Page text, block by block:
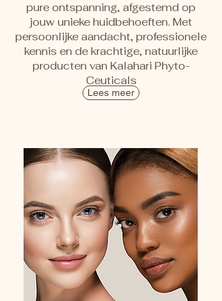
pure ontspanning, afgestemd op
jouw unieke huidbehoeften. Met
persoonlijke aandacht, professionele
kennis en de krachtige, natuurlijke
producten van Kalahari Phyto-
Ceuticals
Lees meer